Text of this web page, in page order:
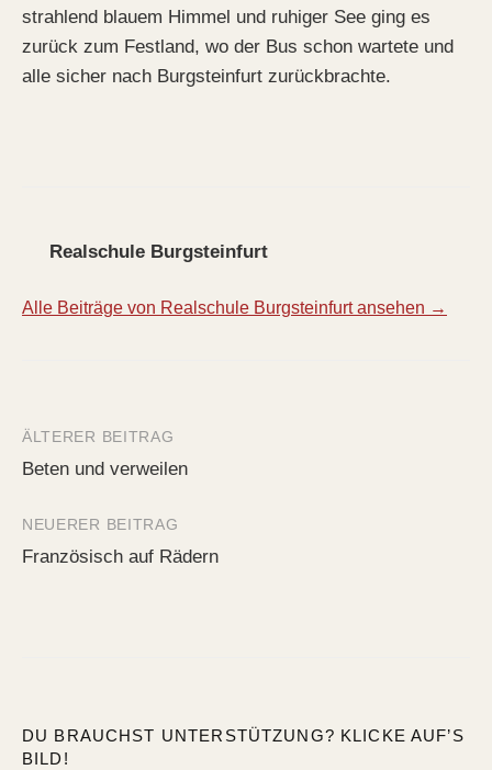
strahlend blauem Himmel und ruhiger See ging es
zurück zum Festland, wo der Bus schon wartete und
alle sicher nach Burgsteinfurt zurückbrachte.
Realschule Burgsteinfurt
Alle Beiträge von Realschule Burgsteinfurt ansehen →
Beitrags-
Navigation
ÄLTERER BEITRAG
Beten und verweilen
NEUERER BEITRAG
Französisch auf Rädern
DU BRAUCHST UNTERSTÜTZUNG? KLICKE AUF’S
BILD!